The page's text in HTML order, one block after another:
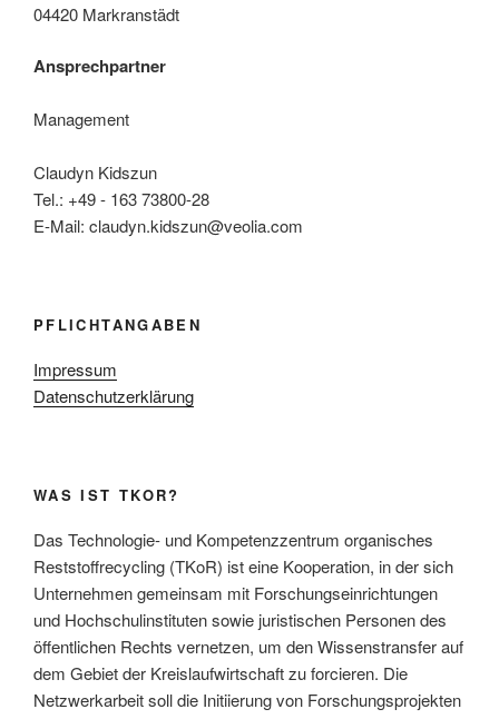
04420 Markranstädt
Ansprechpartner
Management
Claudyn Kidszun
Tel.: +49 - 163 73800-28
E-Mail: claudyn.kidszun@veolia.com
PFLICHTANGABEN
Impressum
Datenschutzerklärung
WAS IST TKOR?
Das Technologie- und Kompetenzzentrum organisches
Reststoffrecycling (TKoR) ist eine Kooperation, in der sich
Unternehmen gemeinsam mit Forschungseinrichtungen
und Hochschulinstituten sowie juristischen Personen des
öffentlichen Rechts vernetzen, um den Wissenstransfer auf
dem Gebiet der Kreislaufwirtschaft zu forcieren. Die
Netzwerkarbeit soll die Initiierung von Forschungsprojekten